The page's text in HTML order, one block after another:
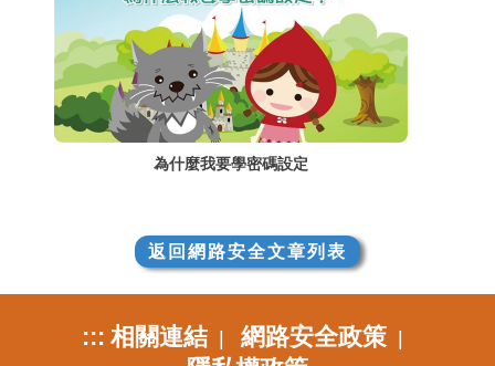
為什麼我要學密碼設定
返回網路安全文章列表
::: 相關連結| 網路安全政策|